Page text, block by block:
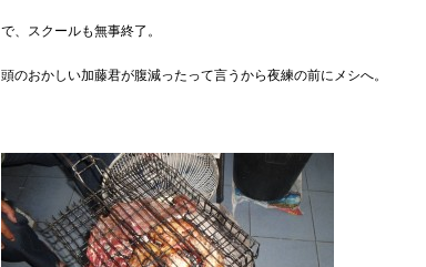
で、スクールも無事終了。
頭のおかしい加藤君が腹減ったって言うから夜練の前にメシへ。